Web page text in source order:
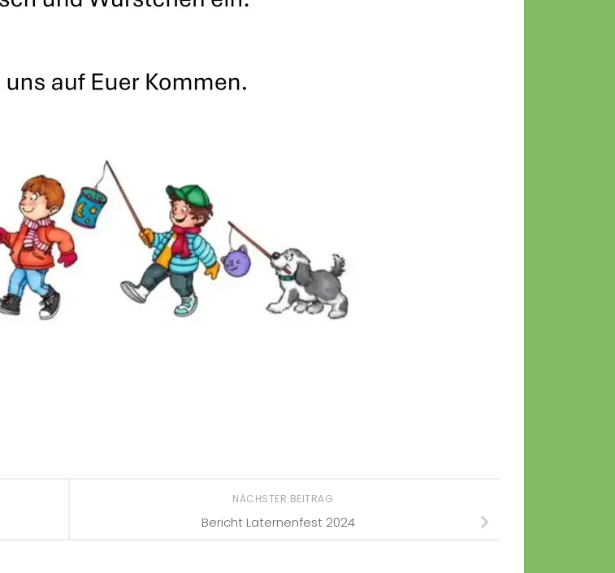
NÄCHSTER BEITRAG
Bericht Laternenfest 2024